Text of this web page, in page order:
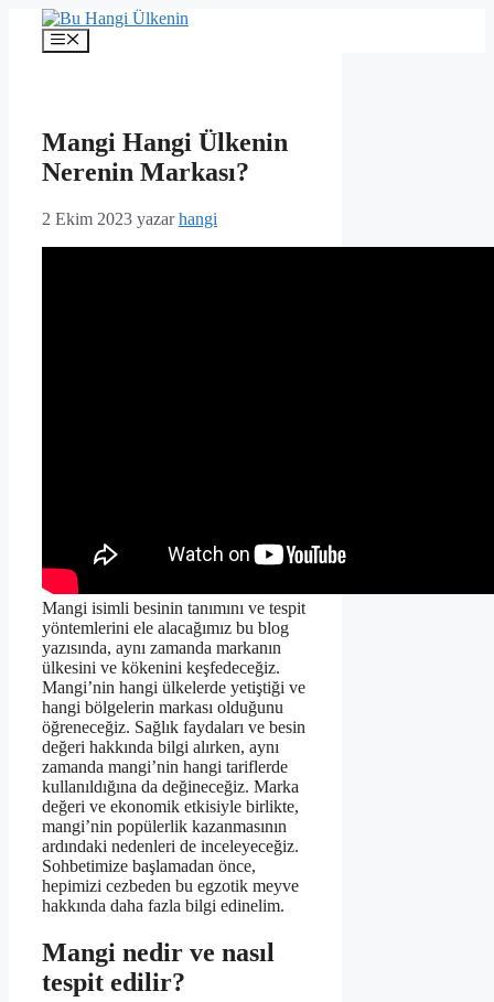
İçeriğe
Menü
Mangi Hangi Ülkenin
Nerenin Markası?
2 Ekim 2023 yazarhangi
Mangi isimli besinin tanımını ve tespit
yöntemlerini ele alacağımız bu blog
yazısında, aynı zamanda markanın
ülkesini ve kökenini keşfedeceğiz.
Mangi’nin hangi ülkelerde yetiştiği ve
hangi bölgelerin markası olduğunu
öğreneceğiz. Sağlık faydaları ve besin
değeri hakkında bilgi alırken, aynı
zamanda mangi’nin hangi tariflerde
kullanıldığına da değineceğiz. Marka
değeri ve ekonomik etkisiyle birlikte,
mangi’nin popülerlik kazanmasının
ardındaki nedenleri de inceleyeceğiz.
Sohbetimize başlamadan önce,
hepimizi cezbeden bu egzotik meyve
hakkında daha fazla bilgi edinelim.
Mangi nedir ve nasıl
tespit edilir?